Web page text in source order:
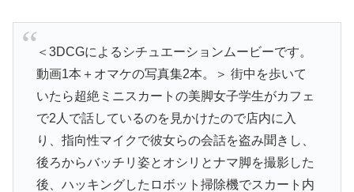
＜3DCGによるシチュエーションムービーです。
動画1本＋オマケの写真集2本。＞ 街中を歩いて
いたら超絶ミニスカートの美脚女子学生がカフェ
で2人で話しているのを見かけたので店内に入
り、指向性マイクで彼女らの会話を盗み聞きし、
後ろからバッチリ姿とオシリとナマ脚を撮影した
後、ハッキングしたロボット掃除機でスカート内